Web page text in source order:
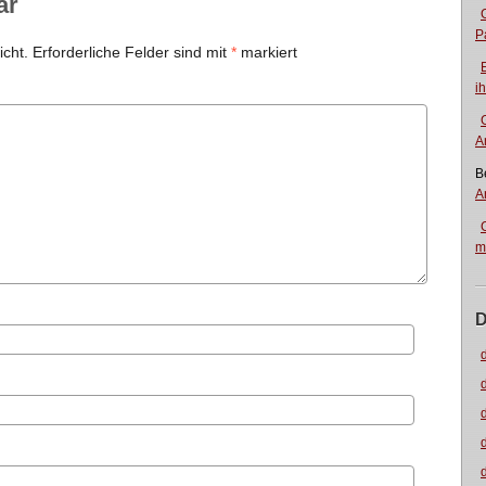
Erforderliche Felder sind mit * markiert